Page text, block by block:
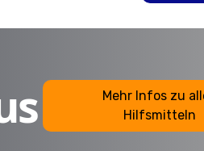
Mehr Infos zu
Hilfsmitteln